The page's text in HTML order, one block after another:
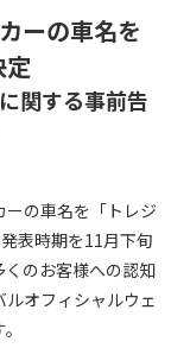
ーの車名を
定
関する事前告
の車名を「トレジ
表時期を11月下旬
のお客様への認知
オフィシャルウェ